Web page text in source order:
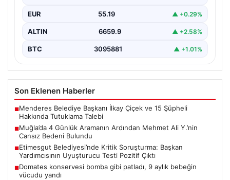
EUR 55.19 ▲ +0.29%
ALTIN 6659.9 ▲ +2.58%
BTC 3095881 ▲ +1.01%
Son Eklenen Haberler
■Menderes Belediye Başkanı İlkay Çiçek ve 15 Şüpheli
Hakkında Tutuklama Talebi
■Muğla’da 4 Günlük Aramanın Ardından Mehmet Ali Y.’nin
Cansız Bedeni Bulundu
■Etimesgut Belediyesi’nde Kritik Soruşturma: Başkan
Yardımcısının Uyuşturucu Testi Pozitif Çıktı
■Domates konservesi bomba gibi patladı, 9 aylık bebeğin
vücudu yandı